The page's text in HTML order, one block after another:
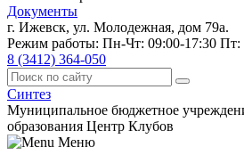
Документы
г. Ижевск, ул. Молодежная, дом 79а.
Режим работы: Пн-Чт: 09:00-17:30 Пт:
8 (3412) 364-050
Синтез
Муниципальное бюджетное
образования Центр Клубов
Меню